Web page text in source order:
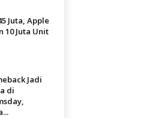
Juta, Apple
10 Juta Unit
Jadi
di